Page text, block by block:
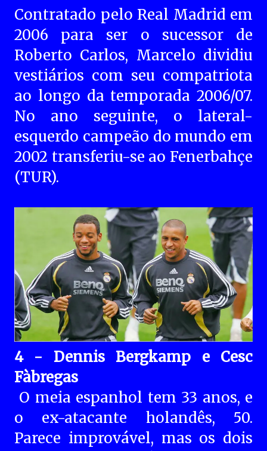
Contratado pelo Real Madrid em
2006 para ser o sucessor de
Roberto Carlos, Marcelo dividiu
vestiários com seu compatriota
ao longo da temporada 2006/07.
No ano seguinte, o lateral-
esquerdo campeão do mundo em
2002 transferiu-se ao Fenerbahçe
(TUR).
4 - Dennis Bergkamp e Cesc
Fàbregas
O meia espanhol tem 33 anos, e
o ex-atacante holandês, 50.
Parece improvável, mas os dois